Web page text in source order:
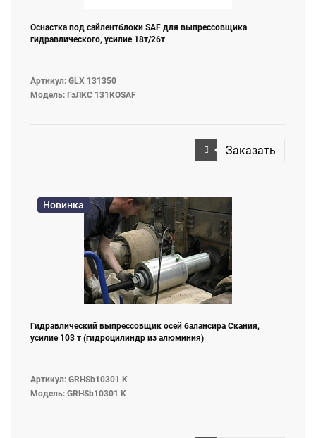
Оснастка под сайлентблоки SAF для выпрессовщика
гидравлического, усилие 18т/26т
Артикул: GLX 131350
Модель: ГэЛКС 131КОSAF
Заказать
Новинка
Гидравлический выпрессовщик осей балансира Скания,
усилие 103 т (гидроцилиндр из алюминия)
Артикул: GRHSb10301 K
Модель: GRHSb10301 K